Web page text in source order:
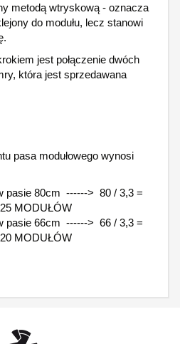
metodą wtryskową - oznacza
do modułu, lecz stanowi
jest połączenie dwóch
która jest sprzedawana
pasa modułowego wynosi
pasie 80cm ------> 80 / 3,3 =
MODUŁÓW
pasie 66cm ------> 66 / 3,3 =
MODUŁÓW